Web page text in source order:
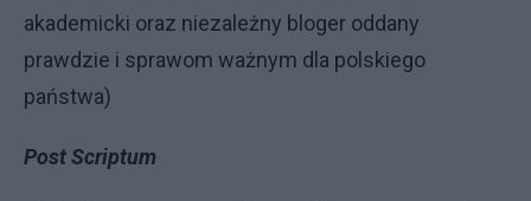
akademicki oraz niezależny bloger oddany
prawdzie i sprawom ważnym dla polskiego
państwa)
Post Scriptum